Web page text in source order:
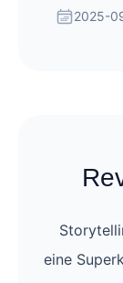
2025-
eine